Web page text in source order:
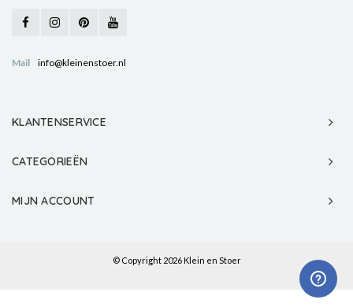
Mail info@kleinenstoer.nl
KLANTENSERVICE
CATEGORIEËN
MIJN ACCOUNT
© Copyright 2026 Klein en Stoer